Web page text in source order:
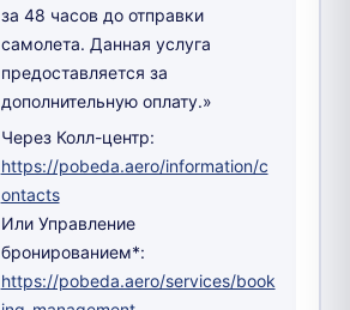
за 48 часов до отправки
самолета. Данная услуга
предоставляется за
дополнительную оплату.»
Через Колл-центр:
https://pobeda.aero/information/c
ontacts
Или Управление
бронированием*:
https://pobeda.aero/services/book